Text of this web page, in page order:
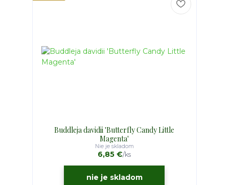
Buddleja davidii 'Butterfly Candy Little
Magenta'
6,85 €/ks
Nie je skladom
nie je skladom